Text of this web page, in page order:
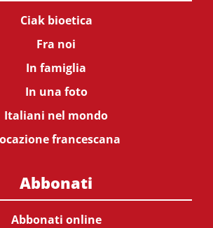
Ciak bioetica
Fra noi
In famiglia
In una foto
Italiani nel mondo
francescana
Abbonati
Abbonati online